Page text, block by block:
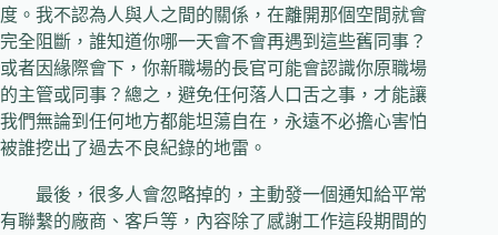
度。我不認為人與人之間的關係，在離開那個空間就會
完全阻斷，誰知道你哪一天會不會再遇到這些舊同事？
或者因緣際會下，你新職場的長官可能會認識你原職場
的主管或同事？總之，避免任何落人口舌之事，才能讓
我們無論到任何地方都能坦蕩自在，永遠不必擔心害怕
被誰挖出了過去不良紀錄的地雷。
最後，很多人會忽略掉的，主動發一個通知給平常
有聯繫的廠商、客戶等，內容除了感謝工作這段期間的